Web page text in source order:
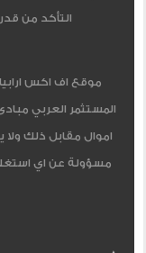
التأكد من
موقع اف اكس
المستثمر العربي
اموال مقابل ذلك ولا
مسؤولة عن اي